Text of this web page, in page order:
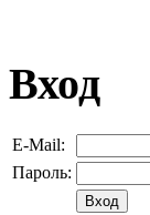
Вход
E-Mail:
Пароль: